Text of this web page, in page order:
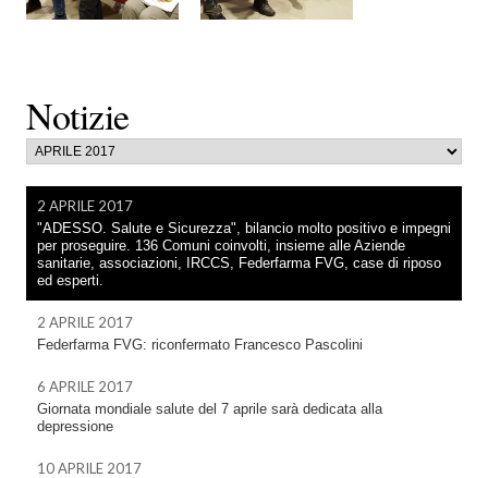
Notizie
2 APRILE 2017
"ADESSO. Salute e Sicurezza", bilancio molto positivo e impegni
per proseguire. 136 Comuni coinvolti, insieme alle Aziende
sanitarie, associazioni, IRCCS, Federfarma FVG, case di riposo
ed esperti.
2 APRILE 2017
Federfarma FVG: riconfermato Francesco Pascolini
6 APRILE 2017
Giornata mondiale salute del 7 aprile sarà dedicata alla
depressione
10 APRILE 2017